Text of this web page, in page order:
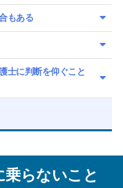
もある
士に判断を仰ぐこと
乗らないこと